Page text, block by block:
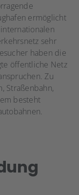
ermöglicht
sehr
haben die
öffentliche Netz
Zu
Straßenbahn,
besteht